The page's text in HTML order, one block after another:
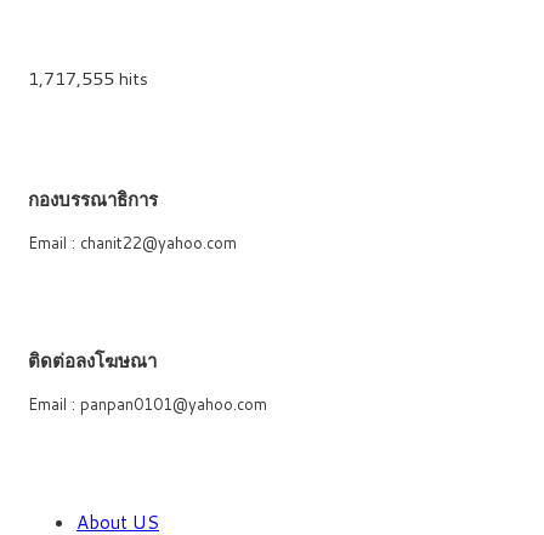
1,717,555 hits
กองบรรณาธิการ
Email : chanit22@yahoo.com
ติดต่อลงโฆษณา
Email : panpan0101@yahoo.com
About US